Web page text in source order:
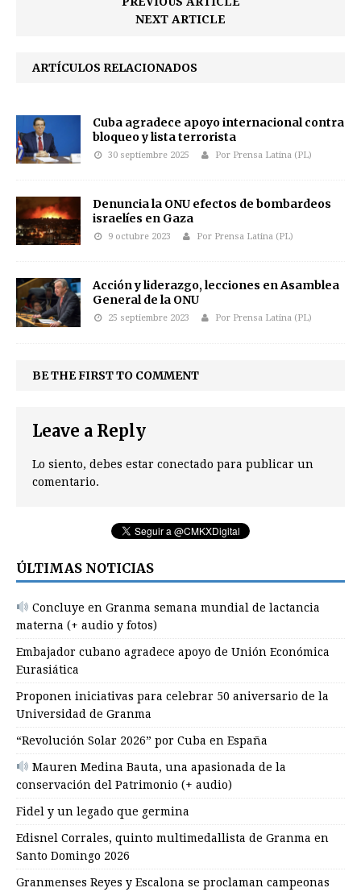
NEXT ARTICLE
ARTÍCULOS RELACIONADOS
Cuba agradece apoyo internacional contra
bloqueo y lista terrorista
30 septiembre 2025 Por Prensa Latina (PL)
Denuncia la ONU efectos de bombardeos
israelíes en Gaza
9 octubre 2023 Por Prensa Latina (PL)
Acción y liderazgo, lecciones en Asamblea
General de la ONU
25 septiembre 2023 Por Prensa Latina (PL)
BE THE FIRST TO COMMENT
Leave a Reply
Lo siento, debes estar conectado para publicar un
comentario.
ÚLTIMAS NOTICIAS
Concluye en Granma semana mundial de lactancia
materna (+ audio y fotos)
Embajador cubano agradece apoyo de Unión Económica
Eurasiática
Proponen iniciativas para celebrar 50 aniversario de la
Universidad de Granma
“Revolución Solar 2026” por Cuba en España
Mauren Medina Bauta, una apasionada de la
conservación del Patrimonio (+ audio)
Fidel y un legado que germina
Edisnel Corrales, quinto multimedallista de Granma en
Santo Domingo 2026
Granmenses Reyes y Escalona se proclaman campeonas